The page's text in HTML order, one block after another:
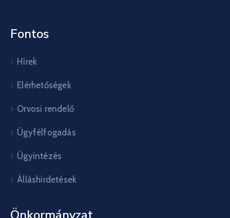
Fontos
Hírek
Elérhetőségek
Orvosi rendelő
Ügyfélfogadás
Ügyintézés
Álláshirdetések